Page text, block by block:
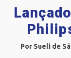
Por Sueli de